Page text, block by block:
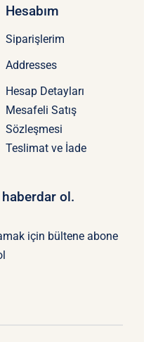
Hesabım
Siparişlerim
Addresses
Hesap Detayları
Mesafeli Satış
Sözleşmesi
Teslimat ve İade
haberdar ol.
için bültene abone